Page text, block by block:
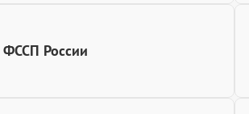
ФССП России